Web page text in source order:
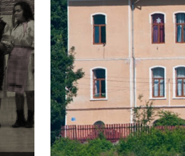
■ LEGISLAȚIE ▸
■ ORARE